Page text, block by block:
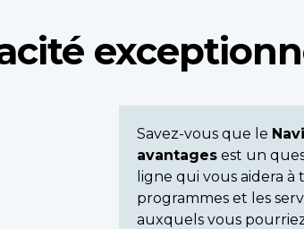
Savez-vous que le
avantages est un
ligne qui vous aidera à
programmes et les
auxquels vous